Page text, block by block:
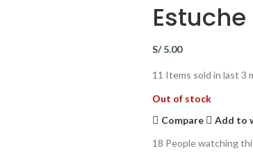
S/5.00
11 Items sold in last 3
Out of stock
Compare
Add to
18 People watching